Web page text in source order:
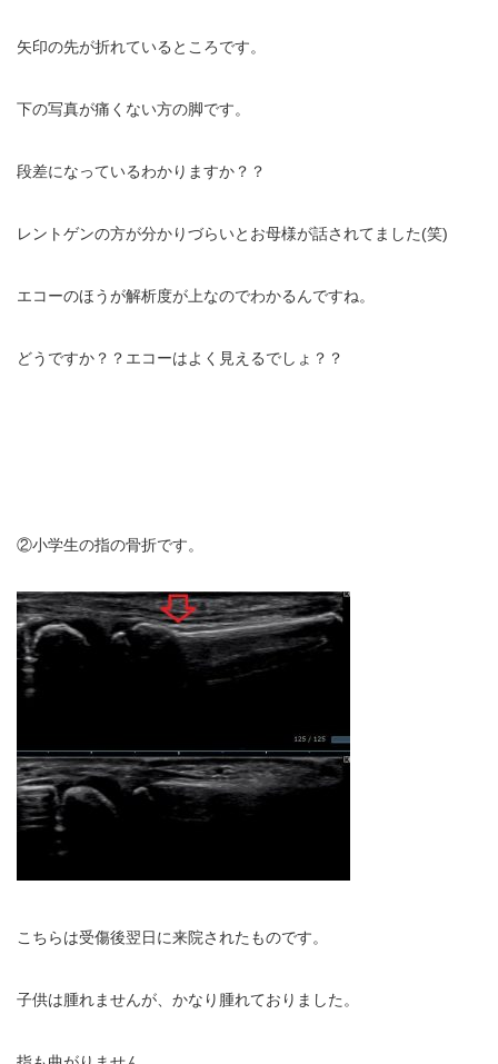
矢印の先が折れているところです。
下の写真が痛くない方の脚です。
段差になっているわかりますか？？
レントゲンの方が分かりづらいとお母様が話されてました(笑)
エコーのほうが解析度が上なのでわかるんですね。
どうですか？？エコーはよく見えるでしょ？？
②小学生の指の骨折です。
こちらは受傷後翌日に来院されたものです。
子供は腫れませんが、かなり腫れておりました。
診療時間
休診日カレンダー
院長ブログ
施術について